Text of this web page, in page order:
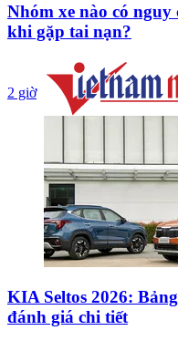
Nhóm xe nào có
khi gặp tai nạn?
2 giờ
KIA Seltos 2026:
đánh giá chi tiết